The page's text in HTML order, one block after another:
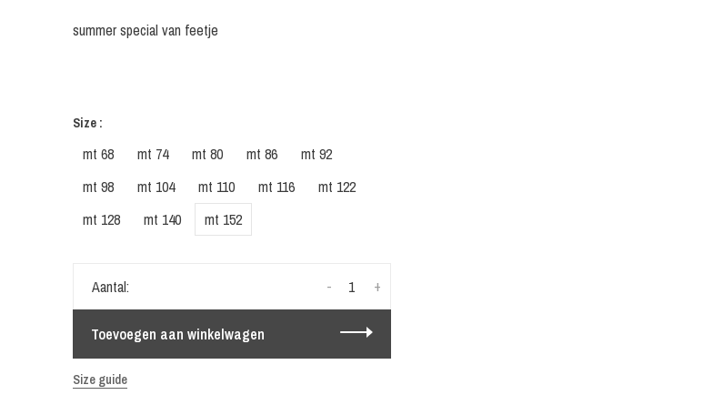
summer special van feetje
Size :
mt 68 mt 74 mt 80 mt 86
mt 92
mt 98
mt 104 mt 110 mt 116
mt 122
mt 128
mt 140 mt 152
Aantal: +
-
Toevoegen aan winkelwagen
Size guide